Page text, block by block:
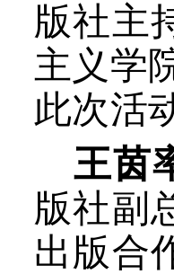
版社主
主义学
此次活
王茵
版社副
出版合